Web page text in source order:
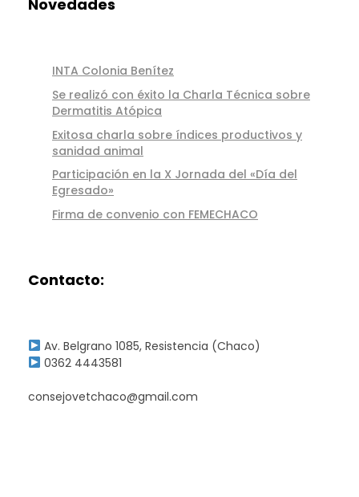
Novedades
INTA Colonia Benítez
Se realizó con éxito la Charla Técnica sobre
Dermatitis Atópica
Exitosa charla sobre índices productivos y
sanidad animal
Participación en la X Jornada del «Día del
Egresado»
Firma de convenio con FEMECHACO
Contacto:
Av. Belgrano 1085, Resistencia (Chaco)
0362 4443581
consejovetchaco@gmail.com